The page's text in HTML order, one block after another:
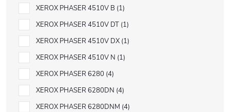
XEROX PHASER 4510V B 1
XEROX PHASER 4510V DT 1
XEROX PHASER 4510V DX 1
XEROX PHASER 4510V N 1
XEROX PHASER 6280 4
XEROX PHASER 6280DN 4
XEROX PHASER 6280DNM 4